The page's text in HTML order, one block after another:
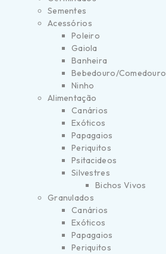
Sementes
Acessórios
Poleiro
Gaiola
Banheira
Bebedouro/Comedouro
Ninho
Alimentação
Canários
Exóticos
Papagaios
Periquitos
Psitacideos
Silvestres
Bichos Vivos
Granulados
Canários
Exóticos
Papagaios
Periquitos